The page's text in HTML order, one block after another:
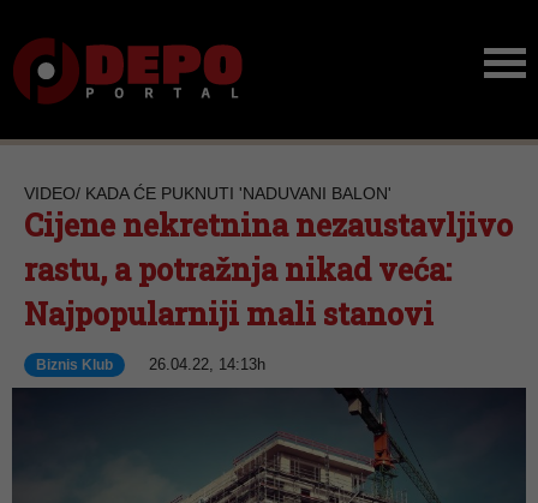
VIDEO/ KADA ĆE PUKNUTI 'NADUVANI BALON'
Cijene nekretnina nezaustavljivo
rastu, a potražnja nikad veća:
Najpopularniji mali stanovi
Biznis Klub 26.04.22, 14:13h